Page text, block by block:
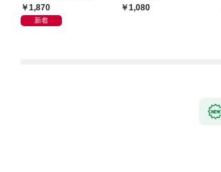
らせん流 ゆるらく歩
き
1,870
新着
1,080